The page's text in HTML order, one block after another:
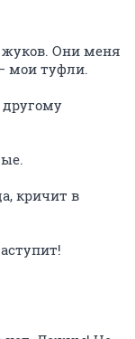
Они меня
мои туфли.
другому
кричит в